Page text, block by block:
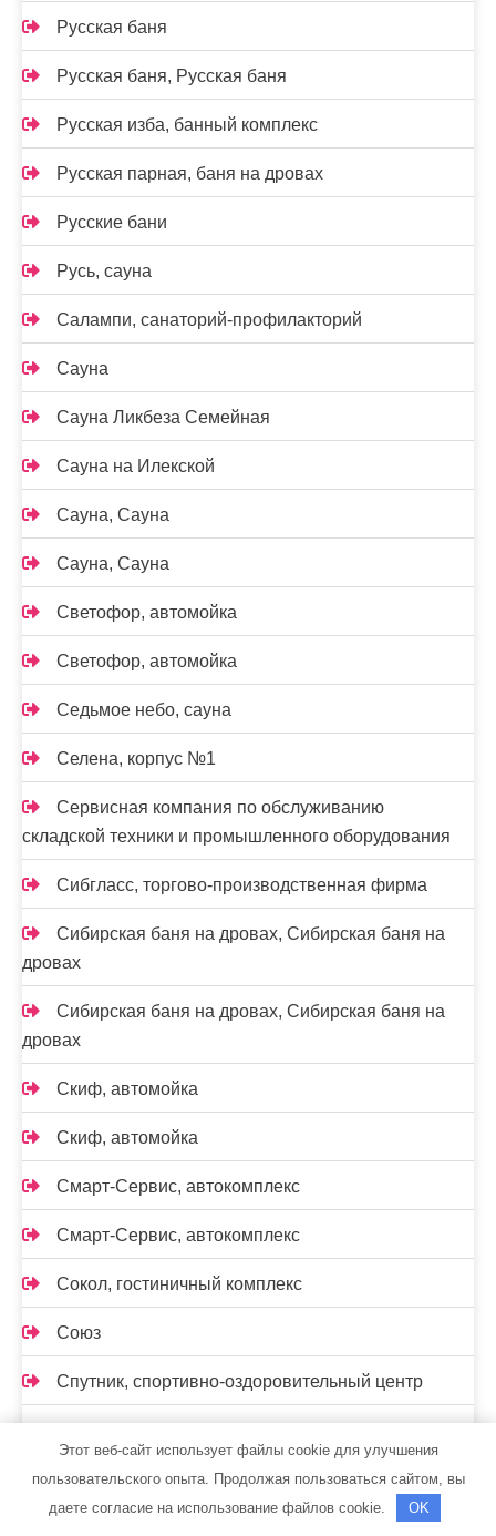
Русская баня
Русская баня, Русская баня
Русская изба, банный комплекс
Русская парная, баня на дровах
Русские бани
Русь, сауна
Салампи, санаторий-профилакторий
Сауна
Сауна Ликбеза Семейная
Сауна на Илекской
Сауна, Сауна
Сауна, Сауна
Светофор, автомойка
Светофор, автомойка
Седьмое небо, сауна
Селена, корпус №1
Сервисная компания по обслуживанию
складской техники и промышленного оборудования
Сибгласс, торгово-производственная фирма
Сибирская баня на дровах, Сибирская баня на
дровах
Сибирская баня на дровах, Сибирская баня на
дровах
Скиф, автомойка
Скиф, автомойка
Смарт-Сервис, автокомплекс
Смарт-Сервис, автокомплекс
Сокол, гостиничный комплекс
Союз
Спутник, спортивно-оздоровительный центр
Старый Двор, сауна
Этот веб-сайт использует файлы cookie для улучшения
пользовательского опыта. Продолжая пользоваться сайтом, вы
даете согласие на использование файлов cookie.
OK